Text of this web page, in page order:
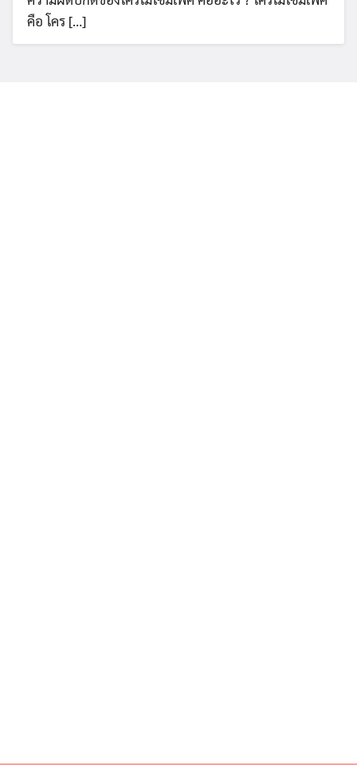
คือ โคร […]